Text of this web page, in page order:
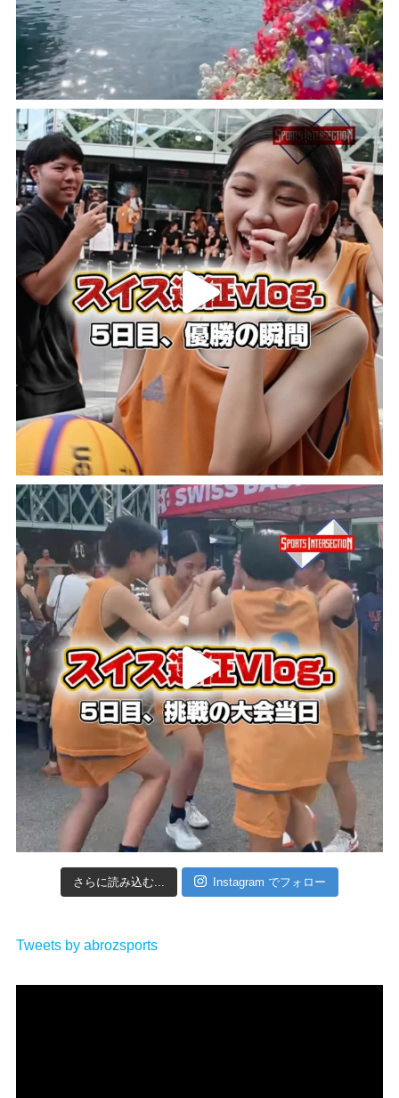
さらに読み込む... Instagram でフォロー
Tweets by abrozsports